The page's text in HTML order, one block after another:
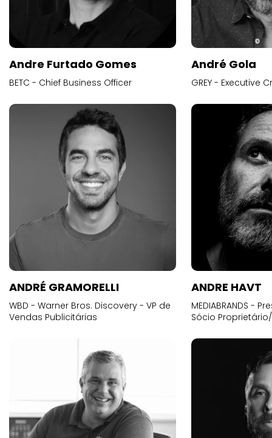
Andre Furtado Gomes
BETC - Chief Business Officer
André Gola
GREY - Executive
ANDRÉ GRAMORELLI
WBD - Warner Bros. Discovery - VP de
Vendas Publicitárias
ANDRE HAVT
MEDIABRANDS -
Sócio